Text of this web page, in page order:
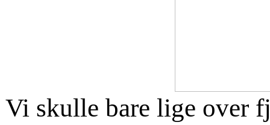
Vi skulle bare lige over